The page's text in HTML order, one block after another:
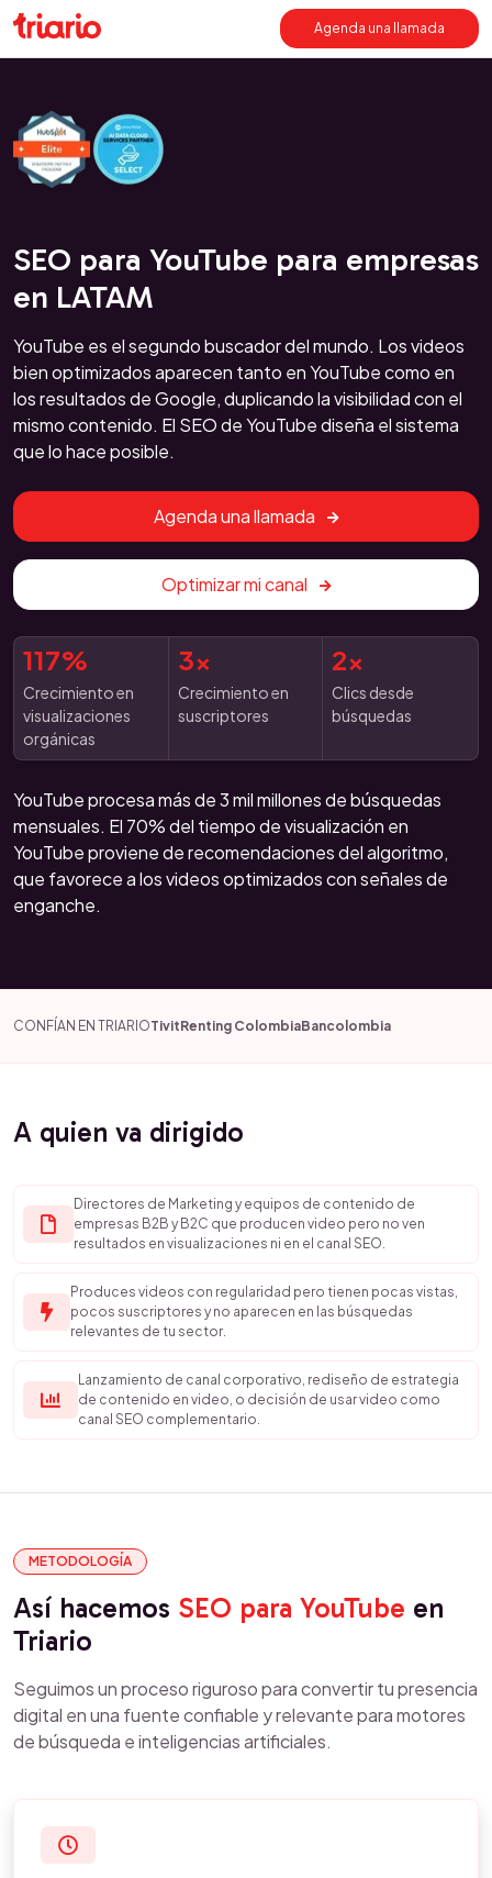
Agenda una llamada
SEO para YouTube para empresas
en LATAM
YouTube es el segundo buscador del mundo. Los videos
bien optimizados aparecen tanto en YouTube como en
los resultados de Google, duplicando la visibilidad con el
mismo contenido. El SEO de YouTube diseña el sistema
que lo hace posible.
Agenda una llamada
Optimizar mi canal
117%
Crecimiento en
visualizaciones
orgánicas
3x
Crecimiento en
suscriptores
2x
Clics desde
búsquedas
YouTube procesa más de 3 mil millones de búsquedas
mensuales. El 70% del tiempo de visualización en
YouTube proviene de recomendaciones del algoritmo,
que favorece a los videos optimizados con señales de
enganche.
CONFÍAN EN TRIARIOTivitRenting ColombiaBancolombia
A quien va dirigido
Directores de Marketing y equipos de contenido de
empresas B2B y B2C que producen video pero no ven
resultados en visualizaciones ni en el canal SEO.
Produces videos con regularidad pero tienen pocas vistas,
pocos suscriptores y no aparecen en las búsquedas
relevantes de tu sector.
Lanzamiento de canal corporativo, rediseño de estrategia
de contenido en video, o decisión de usar video como
canal SEO complementario.
METODOLOGÍA
Así hacemos SEO para YouTube en
Triario
Seguimos un proceso riguroso para convertir tu presencia
digital en una fuente confiable y relevante para motores
de búsqueda e inteligencias artificiales.